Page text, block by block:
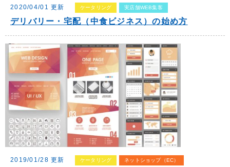
2020/04/01 更新 ケータリング 実店舗WEB集客
デリバリー・宅配（中食ビジネス）の始め方
2019/01/28 更新 ケータリング ネットショップ（EC）